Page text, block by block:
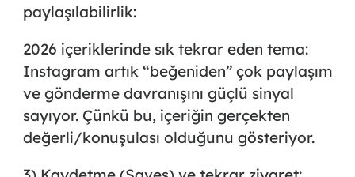
paylaşılabilirlik:
2026 içeriklerinde sık tekrar eden tema:
Instagram artık “beğeniden” çok paylaşım
ve göndermedavranışını güçlü sinyal
sayıyor. Çünkü bu, içeriğin gerçekten
değerli/konuşulası olduğunu gösteriyor.